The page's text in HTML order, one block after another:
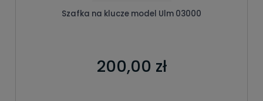
Szafka na klucze model Ulm 03000
200,00 zł